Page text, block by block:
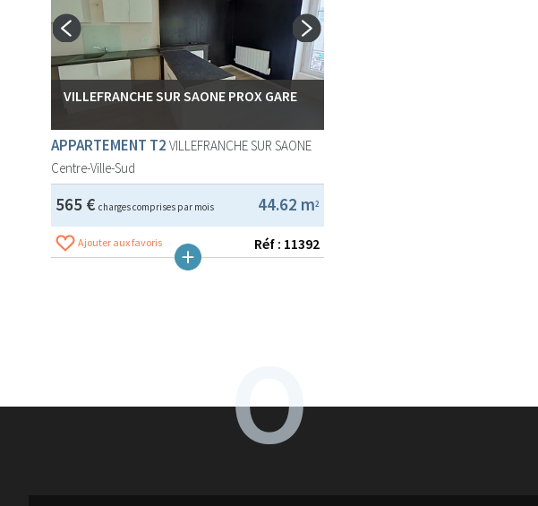
VILLEFRANCHE SUR SAONE PROX GARE
APPARTEMENT T2 VILLEFRANCHE SUR SAONE
Centre-Ville-Sud
44.62 m2
565 € charges comprises par mois
Ajouter aux favoris Réf : 11392